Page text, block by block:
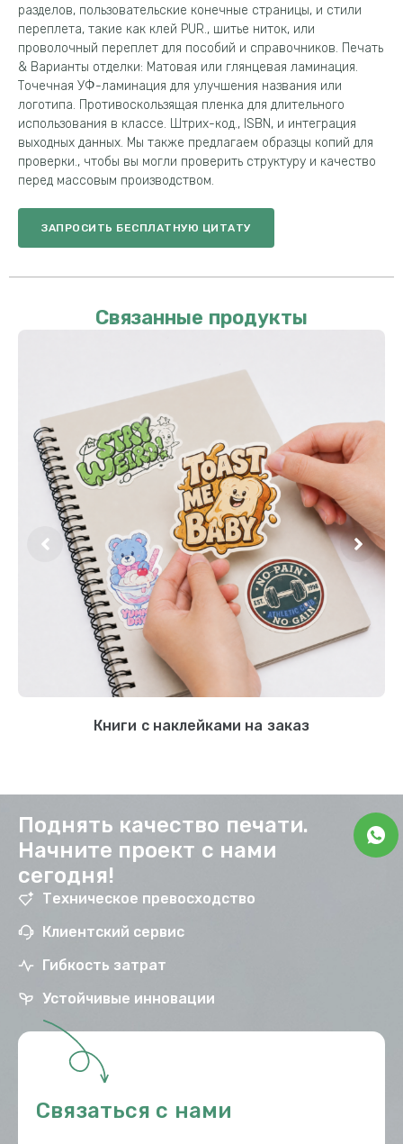
разделов, пользовательские конечные страницы, и стили
переплета, такие как клей PUR., шитье ниток, или
проволочный переплет для пособий и справочников. Печать
& Варианты отделки: Матовая или глянцевая ламинация.
Точечная УФ-ламинация для улучшения названия или
логотипа. Противоскользящая пленка для длительного
использования в классе. Штрих-код., ISBN, и интеграция
выходных данных. Мы также предлагаем образцы копий для
проверки., чтобы вы могли проверить структуру и качество
перед массовым производством.
ЗАПРОСИТЬ БЕСПЛАТНУЮ ЦИТАТУ
Связанные продукты
Книги с наклейками на заказ
Поднять качество печати.
Начните проект с нами
сегодня!
Техническое превосходство
Клиентский сервис
Гибкость затрат
Устойчивые инновации
Связаться с нами